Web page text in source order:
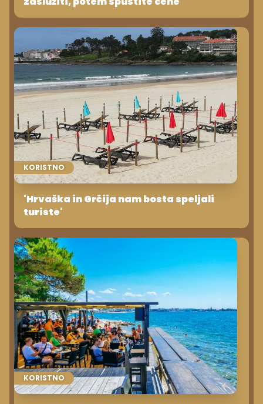
KORISTNO
'Hrvaška in Grčija nam bosta speljali
turiste'
KORISTNO